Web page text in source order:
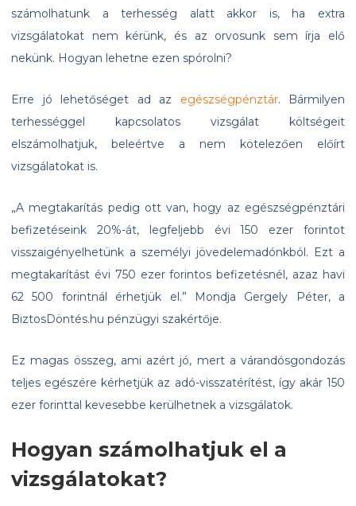
számolhatunk a terhesség alatt akkor is, ha extra
vizsgálatokat nem kérünk, és az orvosunk sem írja elő
nekünk. Hogyan lehetne ezen spórolni?
Erre jó lehetőséget ad az egészségpénztár. Bármilyen
terhességgel kapcsolatos vizsgálat költségeit
elszámolhatjuk, beleértve a nem kötelezően előírt
vizsgálatokat is.
„A megtakarítás pedig ott van, hogy az egészségpénztári
befizetéseink 20%-át, legfeljebb évi 150 ezer forintot
visszaigényelhetünk a személyi jövedelemadónkból. Ezt a
megtakarítást évi 750 ezer forintos befizetésnél, azaz havi
62 500 forintnál érhetjük el.” Mondja Gergely Péter, a
BiztosDöntés.hu pénzügyi szakértője.
Ez magas összeg, ami azért jó, mert a várandósgondozás
teljes egészére kérhetjük az adó-visszatérítést, így akár 150
ezer forinttal kevesebbe kerülhetnek a vizsgálatok.
Hogyan számolhatjuk el a
vizsgálatokat?